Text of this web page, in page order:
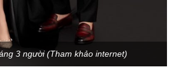
3 người (Tham khảo internet)